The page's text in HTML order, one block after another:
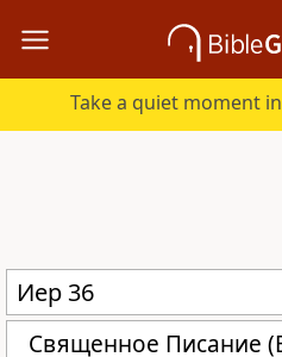
Take a quiet moment